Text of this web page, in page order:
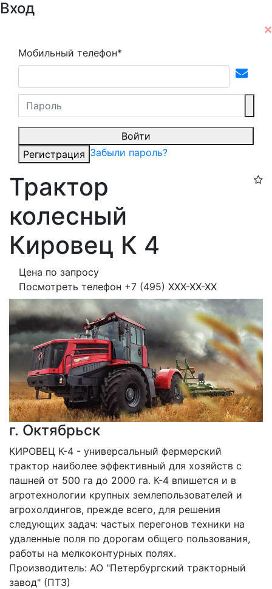
Вход
Мобильный телефон*
Войти
Регистрация Забыли пароль?
Трактор
колесный
Кировец К 4
Цена по запросу
Посмотреть телефон +7 (495) XXX-XX-XX
г. Октябрьск
КИРОВЕЦ К-4 - универсальный фермерский
трактор наиболее эффективный для хозяйств с
пашней от 500 га до 2000 га. К-4 впишется и в
агротехнологии крупных землепользователей и
агрохолдингов, прежде всего, для решения
следующих задач: частых перегонов техники на
удаленные поля по дорогам общего пользования,
работы на мелкоконтурных полях.
Производитель: АО "Петербургский тракторный
завод" (ПТЗ)